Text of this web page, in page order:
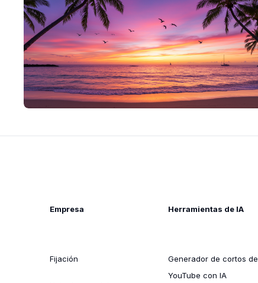
Empresa
Fijación
Herramientas de IA
Generador de cortos de
YouTube con IA